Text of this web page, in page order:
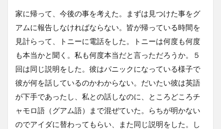
家に帰って、今後の事を考えた。まずは見つけた事をグ
アムに報告しなければならない。皆が帰っている時間を
見計らって、トニーに電話をした。トニーは何度も何度
も本当かと聞く。私も何度本当だと言っただろうか。５
回は同じ説明をした。彼はパニックになっている様子で
彼が何を話しているのかわからない。だいたい彼は英語
が下手であったし、私との話しなのに、ところどころチ
ャモロ語（グアム語）まで混ぜていた。らちが明かない
のでアイダに替わってもらい、また同じ説明をした。し